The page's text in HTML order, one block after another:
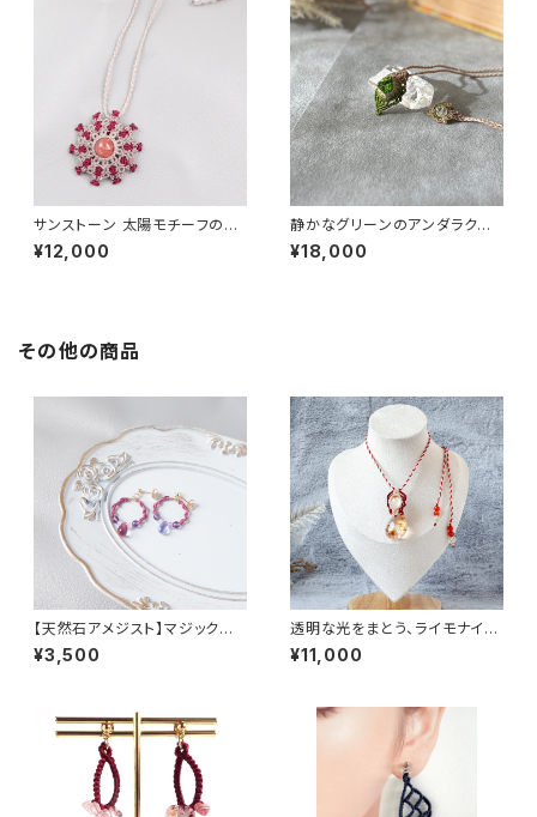
サンストーン 太陽モチーフのマ
クラメネックレス
¥12,000
静かなグリーンのアンダラクリ
スタルペンダント｜一点もの
¥18,000
その他の商品
【天然石アメジスト】マジックア
ワーのニュアンスピアス（イヤリ
ング変更可）/ チェコビーズ・マ
¥3,500
透明な光をまとう、ライモナイト
インクォーツ × ルチルクォーツ
¥11,000